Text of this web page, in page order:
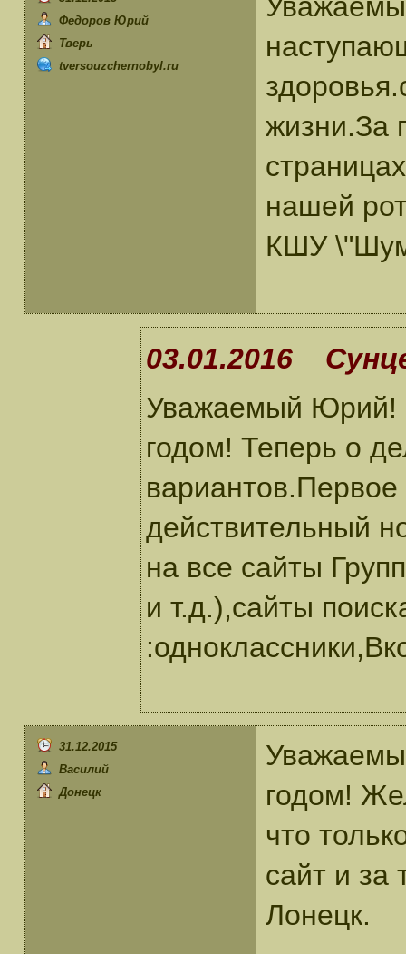
Федоров Юрий
Тверь
tversouzchernobyl.ru
жизни.За
нашей
КШУ
03.01.2016
Уважаемый Юрий!
годом! Теперь о
действительный
на все сайты
и т.д.),сайты
31.12.2015
Василий
Донецк
годом!
что
сайт и за
Лонецк.